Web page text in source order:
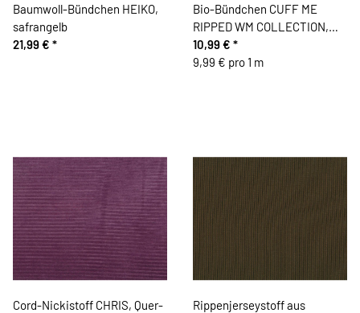
Baumwoll-Bündchen HEIKO,
safrangelb
21,99 € *
Bio-Bündchen CUFF ME
RIPPED WM COLLECTION,
weiß
10,99 € *
9,99 € pro 1 m
Cord-Nickistoff CHRIS, Quer-
Rippenjerseystoff aus